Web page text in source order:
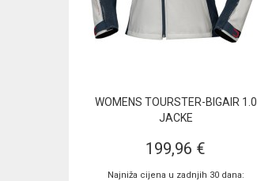
WOMENS TOURSTER-BIGAIR 1.0
JACKE
199,96 €
Najniža cijena u zadnjih 30 dana: